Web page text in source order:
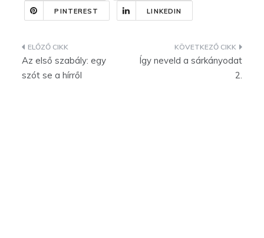
PINTEREST LINKEDIN
Bejegyzés
navigáció
Az első szabály: egy
szót se a hírről
Így neveld a sárkányodat
2.